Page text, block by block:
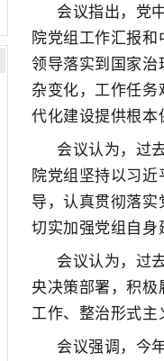
会议指出，党
院党组工作汇报
领导落实到国家治
杂变化，工作任
代化建设提供根本
会议认为，过
院党组坚持以习
导，认真贯彻落
切实加强党组自
会议认为，过
央决策部署，积
工作、整治形式
会议强调，今